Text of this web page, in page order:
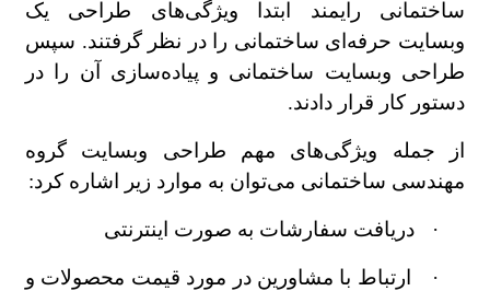
ساختمانی رایمند
ابتدا ویژگی‌های طراحی یک
وبسایت حرفه‌ای ساختمانی را در نظر گرفتند. سپس
طراحی وبسایت ساختمانی و پیاده‌سازی آن را در
دستور کار قرار دادند.
از جمله ویژگی‌های مهم طراحی وبسایت گروه
مهندسی ساختمانی می‌توان به موارد زیر اشاره کرد:
دریافت سفارشات به صورت اینترنتی
ارتباط با مشاورین در مورد قیمت محصولات و